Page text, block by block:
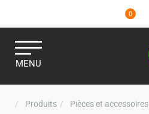
0
MENU
Produits Pièces et accessoires